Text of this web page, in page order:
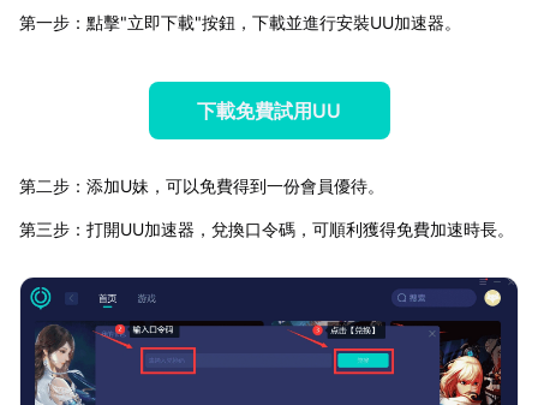
第一步：點擊"立即下載"按鈕，下載並進行安裝UU加速器。
下載免費試用UU
第二步：添加U妹，可以免費得到一份會員優待。
第三步：打開UU加速器，兌換口令碼，可順利獲得免費加速時長。